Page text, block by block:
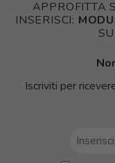
APPROFITTA
INSERISCI:
Iscriviti per